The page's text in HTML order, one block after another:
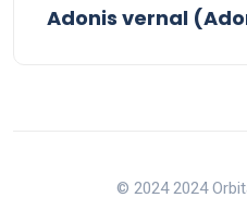
Adonis vernal
© 2024 2024